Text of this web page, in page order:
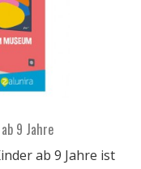
9 Jahre
ab 9 Jahre ist